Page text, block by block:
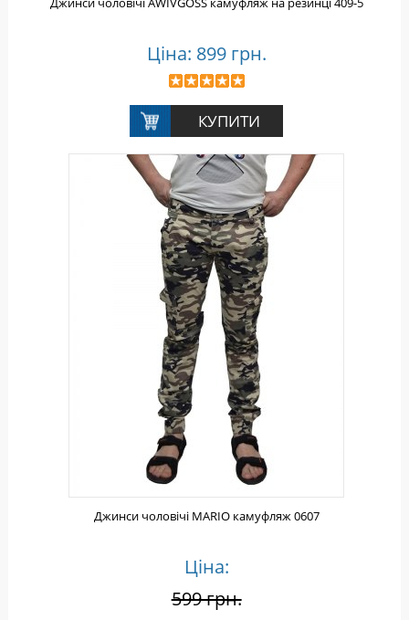
Ціна: 899 грн.
Джинси чоловічі MARIO камуфляж 0607
Ціна:
599 грн.